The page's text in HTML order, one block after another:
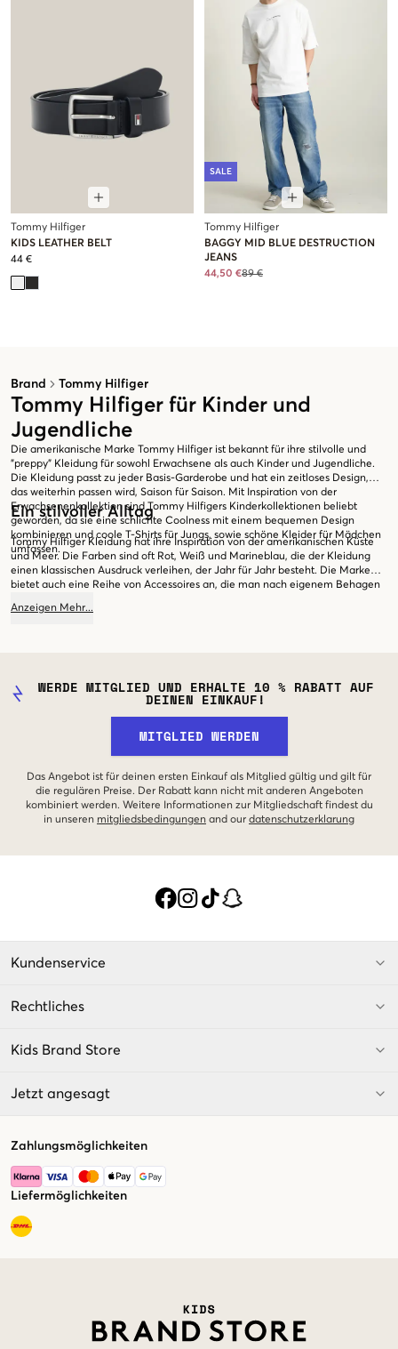
Brand Tommy Hilfiger
Tommy Hilfiger für Kinder und
Jugendliche
Die amerikanische Marke Tommy Hilfiger ist bekannt für ihre stilvolle und
”preppy” Kleidung für sowohl Erwachsene als auch Kinder und Jugendliche.
Die Kleidung passt zu jeder Basis-Garderobe und hat ein zeitloses Design,
das weiterhin passen wird, Saison für Saison. Mit Inspiration von der
Erwachsenenkollektion sind Tommy Hilfigers Kinderkollektionen beliebt
geworden, da sie eine schlichte Coolness mit einem bequemen Design
kombinieren und coole T-Shirts für Jungs, sowie schöne Kleider für Mädchen
umfassen.
Ein stilvoller Alltag
Tommy Hilfiger Kleidung hat ihre Inspiration von der amerikanischen Küste
und Meer. Die Farben sind oft Rot, Weiß und Marineblau, die der Kleidung
einen klassischen Ausdruck verleihen, der Jahr für Jahr besteht. Die Marke
bietet auch eine Reihe von Accessoires an, die man nach eigenem Behagen
Kleidung der Marke kombiniert werden können.
Anzeigen Mehr...
Tommy Hilfiger
KIDS LEATHER BELT
44 €
SALE
Tommy Hilfiger
BAGGY MID BLUE DESTRUCTION
JEANS
44,50 €89 €
WERDE MITGLIED UND ERHALTE 10 % RABATT AUF
DEINEN EINKAUF!
MITGLIED WERDEN
Das Angebot ist für deinen ersten Einkauf als Mitglied gültig und gilt für
die regulären Preise. Der Rabatt kann nicht mit anderen Angeboten
kombiniert werden. Weitere Informationen zur Mitgliedschaft findest du
in unseren mitgliedsbedingungen and our datenschutzerklarung
Kundenservice
Rechtliches
Kids Brand Store
Jetzt angesagt
Zahlungsmöglichkeiten
Liefermöglichkeiten